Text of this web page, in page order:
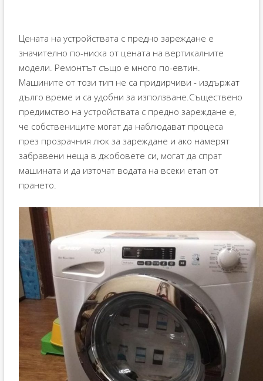
Цената на устройствата с предно зареждане е
значително по-ниска от цената на вертикалните
модели. Ремонтът също е много по-евтин.
Машините от този тип не са придирчиви - издържат
дълго време и са удобни за използване.Съществено
предимство на устройствата с предно зареждане е,
че собствениците могат да наблюдават процеса
през прозрачния люк за зареждане и ако намерят
забравени неща в джобовете си, могат да спрат
машината и да източат водата на всеки етап от
прането.